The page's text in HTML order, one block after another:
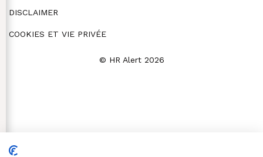
DISCLAIMER
COOKIES ET VIE PRIVÉE
© HR Alert 2026